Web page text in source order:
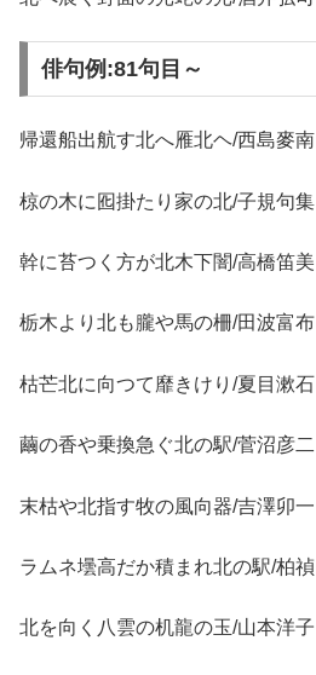
俳句例:81句目～
帰還船出航す北へ雁北ヘ/西島麥南
椋の木に囮掛たり家の北/子規句集
幹に苔つく方が北木下闇/高橋笛美
栃木より北も朧や馬の柵/田波富布
枯芒北に向つて靡きけり/夏目漱石
繭の香や乗換急ぐ北の駅/菅沼彦二
末枯や北指す牧の風向器/吉澤卯一
ラムネ壜高だか積まれ北の駅/柏禎
北を向く八雲の机龍の玉/山本洋子